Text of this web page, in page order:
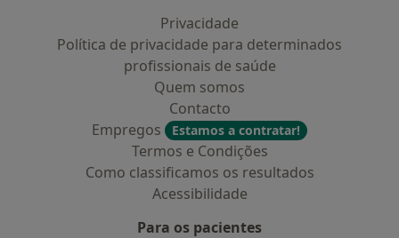
Privacidade
Política de privacidade para determinados
profissionais de saúde
Quem somos
Contacto
Empregos
Estamos a contratar!
Termos e Condições
Como classificamos os resultados
Acessibilidade
Para os pacientes